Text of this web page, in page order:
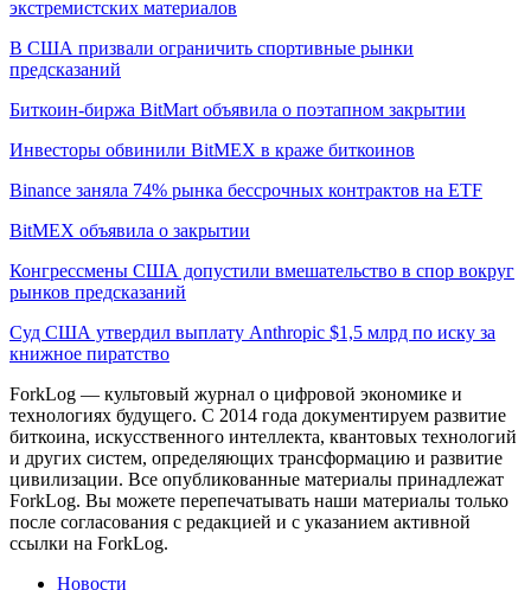
экстремистских материалов
В США призвали ограничить спортивные рынки
предсказаний
Биткоин-биржа BitMart объявила о поэтапном закрытии
Инвесторы обвинили BitMEX в краже биткоинов
Binance заняла 74% рынка бессрочных контрактов на ETF
BitMEX объявила о закрытии
Конгрессмены США допустили вмешательство в спор вокруг
рынков предсказаний
Суд США утвердил выплату Anthropic $1,5 млрд по иску за
книжное пиратство
ForkLog — культовый журнал о цифровой экономике и
технологиях будущего. С 2014 года документируем развитие
биткоина, искусственного интеллекта, квантовых технологий
и других систем, определяющих трансформацию и развитие
цивилизации. Все опубликованные материалы принадлежат
ForkLog. Вы можете перепечатывать наши материалы только
после согласования с редакцией и с указанием активной
ссылки на ForkLog.
Новости